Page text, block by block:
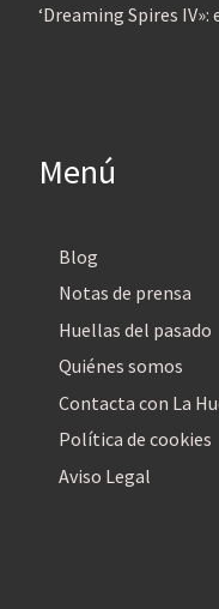
‘Dreaming Spires
Menú
Blog
Notas de prensa
Huellas del pasado
Quiénes somos
Contacta con La
Política de cookies
Aviso Legal